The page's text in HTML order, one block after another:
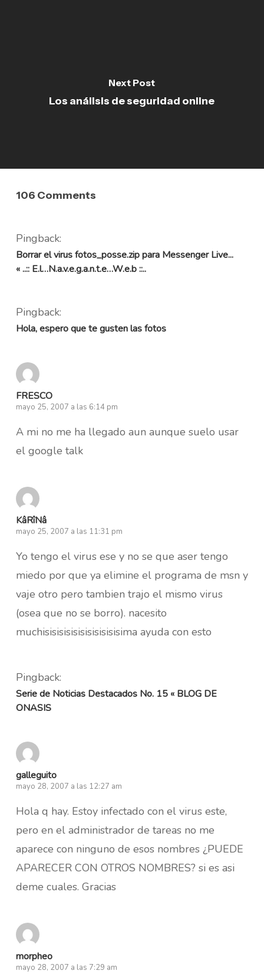
Next Post
Los análisis de seguridad online
106 Comments
Pingback:
Borrar el virus fotos_posse.zip para Messenger Live...
« ..:: E.l…N.a.v.e.g.a.n.t.e…W.e.b ::..
Pingback:
Hola, espero que te gusten las fotos
FRESCO
mayo 25, 2007 a las 6:14 pm
A mi no me ha llegado aun aunque suelo usar
el google talk
KâRîNâ
mayo 25, 2007 a las 11:31 pm
Yo tengo el virus ese y no se que aser tengo
miedo por que ya elimine el programa de msn y
vaje otro pero tambien trajo el mismo virus
(osea que no se borro). nacesito
muchisisisisisisisisisisisima ayuda con esto
Pingback:
Serie de Noticias Destacados No. 15 « BLOG DE
ONASIS
galleguito
mayo 28, 2007 a las 12:27 am
Hola q hay. Estoy infectado con el virus este,
pero en el administrador de tareas no me
aparece con ninguno de esos nombres ¿PUEDE
APARECER CON OTROS NOMBRES? si es asi
deme cuales. Gracias
morpheo
mayo 28, 2007 a las 7:29 am